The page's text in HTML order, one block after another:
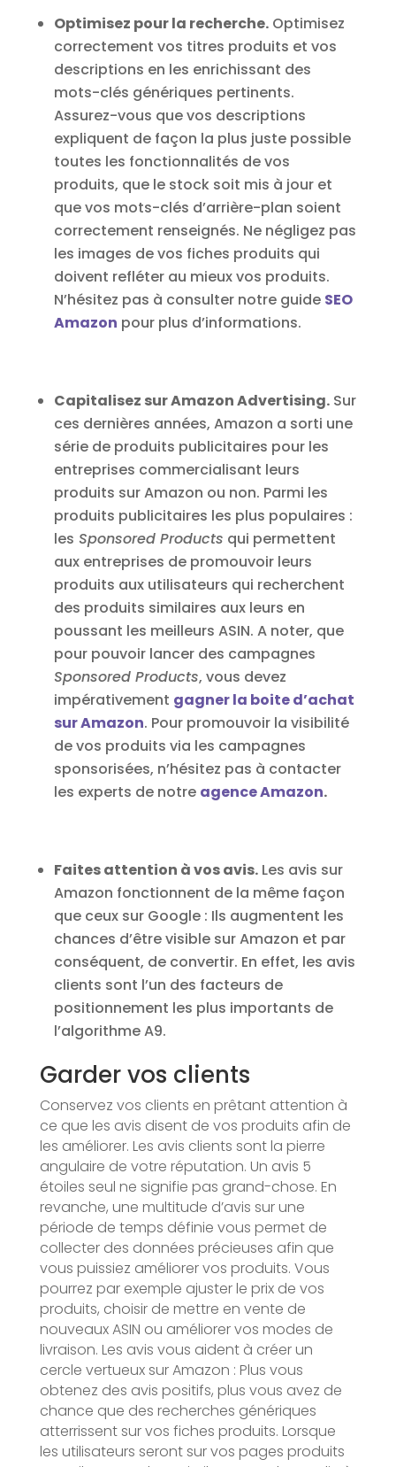
Optimisez pour la recherche.Optimisez
correctement vos titres produits et vos
descriptions en les enrichissant des
mots-clés génériques pertinents.
Assurez-vous que vos descriptions
expliquent de façon la plus juste possible
toutes les fonctionnalités de vos
produits, que le stock soit mis à jour et
que vos mots-clés d’arrière-plan soient
correctement renseignés. Ne négligez pas
les images de vos fiches produits qui
doivent refléter au mieux vos produits.
N’hésitez pas à consulter notre guide SEO
Amazon pour plus d’informations.
Capitalisez sur Amazon Advertising.Sur
ces dernières années, Amazon a sorti une
série de produits publicitaires pour les
entreprises commercialisant leurs
produits sur Amazon ou non. Parmi les
produits publicitaires les plus populaires :
les Sponsored Products qui permettent
aux entreprises de promouvoir leurs
produits aux utilisateurs qui recherchent
des produits similaires aux leurs en
poussant les meilleurs ASIN. A noter, que
pour pouvoir lancer des campagnes
Sponsored Products, vous devez
impérativement gagner la boite d’achat
sur Amazon. Pour promouvoir la visibilité
de vos produits via les campagnes
sponsorisées, n’hésitez pas à contacter
les experts de notre agence Amazon.
Faites attention à vos avis.Les avis sur
Amazon fonctionnent de la même façon
que ceux sur Google : Ils augmentent les
chances d’être visible sur Amazon et par
conséquent, de convertir. En effet, les avis
clients sont l’un des facteurs de
positionnement les plus importants de
l’algorithme A9.
Garder vos clients
Conservez vos clients en prêtant attention à
ce que les avis disent de vos produits afin de
les améliorer. Les avis clients sont la pierre
angulaire de votre réputation. Un avis 5
étoiles seul ne signifie pas grand-chose. En
revanche, une multitude d’avis sur une
période de temps définie vous permet de
collecter des données précieuses afin que
vous puissiez améliorer vos produits. Vous
pourrez par exemple ajuster le prix de vos
produits, choisir de mettre en vente de
nouveaux ASIN ou améliorer vos modes de
livraison. Les avis vous aident à créer un
cercle vertueux sur Amazon : Plus vous
obtenez des avis positifs, plus vous avez de
chance que des recherches génériques
atterrissent sur vos fiches produits. Lorsque
les utilisateurs seront sur vos pages produits